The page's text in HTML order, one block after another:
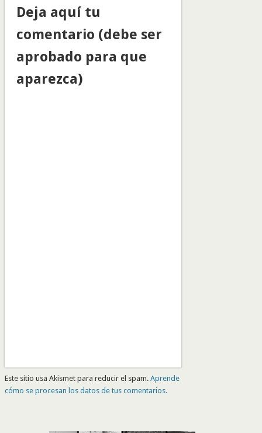
Deja aquí tu
comentario (debe ser
aprobado para que
aparezca)
Este sitio usa Akismet para reducir el spam. Aprende
cómo se procesan los datos de tus comentarios.